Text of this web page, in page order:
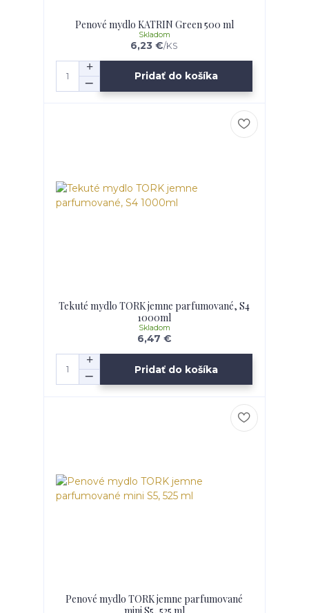
Penové mydlo KATRIN Green 500 ml
6,23 €/KS
Skladom
Pridať do košíka
Tekuté mydlo TORK jemne parfumované, S4
1000ml
6,47 €
Skladom
Pridať do košíka
Penové mydlo TORK jemne parfumované